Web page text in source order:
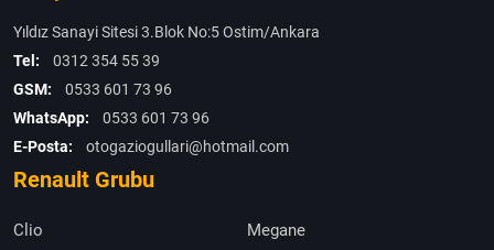
Yıldız Sanayi Sitesi 3.Blok No:5 Ostim/Ankara
Tel:
0312 354 55 39
GSM:
0533 601 73 96
WhatsApp:
0533 601 73 96
E-Posta:
otogaziogullari@hotmail.com
Renault Grubu
Clio
Megane